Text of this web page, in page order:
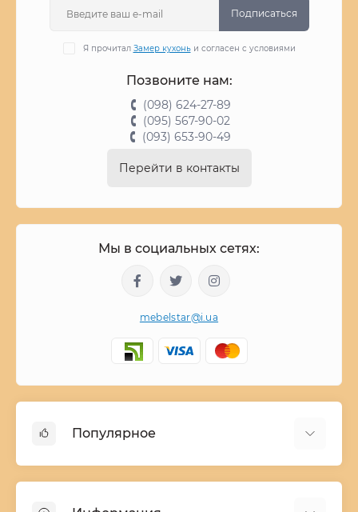
Подписаться
Я прочитал Замер кухоньи согласен с условиями
Позвоните нам:
(098) 624-27-89
(095) 567-90-02
(093) 653-90-49
Перейти в контакты
Мы в социальных сетях:
mebelstar@i.ua
Популярное